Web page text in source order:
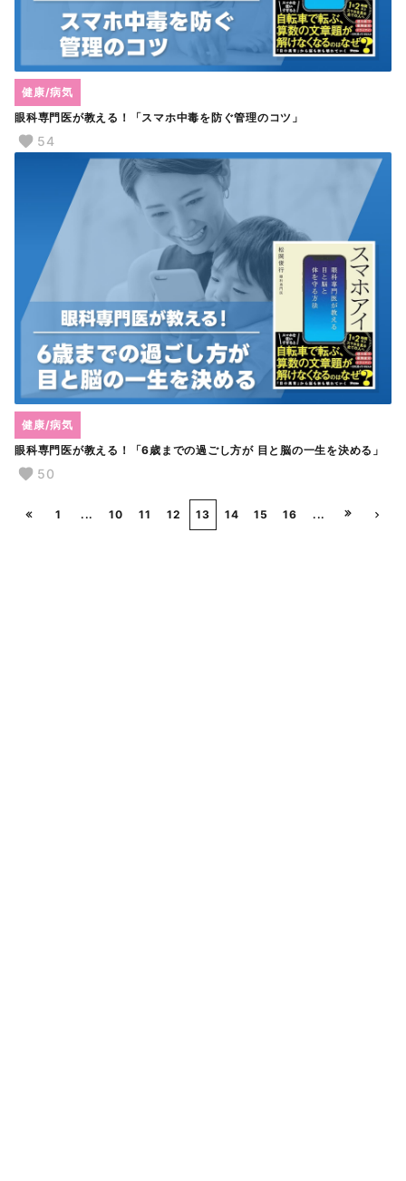
眼科専門医が教える！「スマホ中毒を防ぐ管理のコツ」
健康/病気
54
眼科専門医が教える！「6歳までの過ごし方が 目と脳の一生を決める」
健康/病気
50
1 ... 10 11 12 13 14 15 16 ...